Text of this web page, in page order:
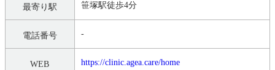
最寄り駅 笹塚駅徒歩4分
電話番号 -
WEB https://clinic.agea.care/home